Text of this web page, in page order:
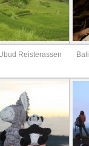
Reisterassen